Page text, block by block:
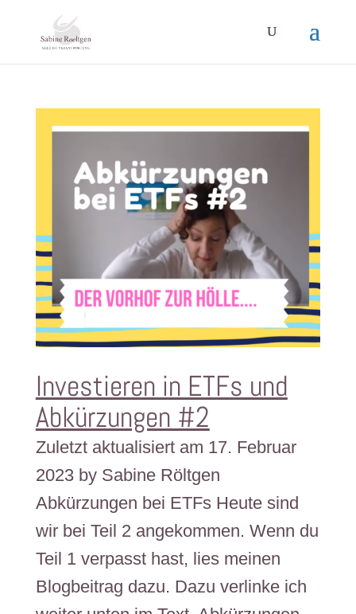
Investieren in ETFs und
Abkürzungen #2
Zuletzt aktualisiert am 17. Februar
2023 by Sabine Röltgen
Abkürzungen bei ETFs Heute sind
wir bei Teil 2 angekommen. Wenn du
Teil 1 verpasst hast, lies meinen
Blogbeitrag dazu. Dazu verlinke ich